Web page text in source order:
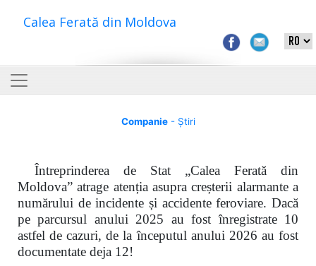
Calea Ferată din Moldova
Companie- Știri
Întreprinderea de Stat „Calea Ferată din
Moldova” atrage atenția asupra creșterii alarmante a
numărului de incidente și accidente feroviare. Dacă
pe parcursul anului 2025 au fost înregistrate 10
astfel de cazuri, de la începutul anului 2026 au fost
documentate deja 12!